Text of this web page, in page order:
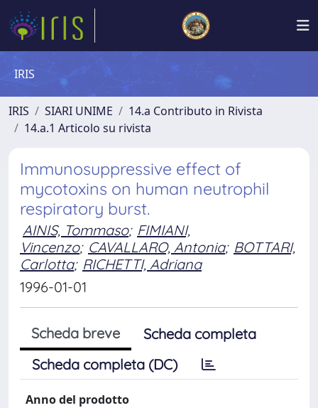
IRIS
IRIS SIARI UNIME
14.a Contributo in Rivista
14.a.1 Articolo su rivista
Immunosuppressive effect of
mycotoxins on human neutrophil
respiratory burst.
AINIS, Tommaso; FIMIANI,
Vincenzo; CAVALLARO, Antonia; BOTTARI,
Carlotta; RICHETTI, Adriana
1996-01-01
Scheda breve
Scheda completa
Scheda completa (DC)
Anno del prodotto